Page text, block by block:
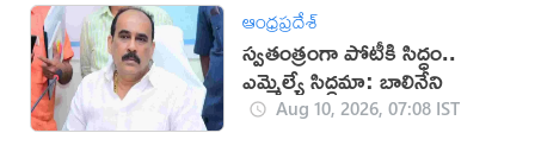
ఆంధ్రప్రదేశ్
స్వతంత్రంగా పోటీకి సిద్ధం..
ఎమ్మెల్యే సిద్ధమా: బాలినేని
Aug 10, 2026, 07:08 IST